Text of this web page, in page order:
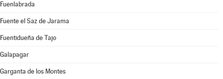
Fuenlabrada
Fuente el Saz de Jarama
Fuentidueña de Tajo
Galapagar
Garganta de los Montes